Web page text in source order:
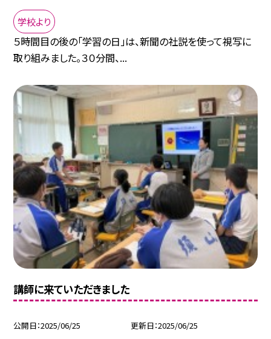
学校より
５時間目の後の「学習の日」は、新聞の社説を使って視写に
取り組みました。３０分間、...
講師に来ていただきました
公開日 2025/06/25 更新日 2025/06/25